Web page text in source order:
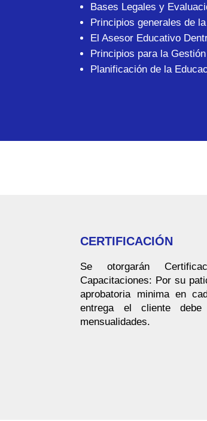
Bases Legales y
Principios generales de
El Asesor Educativo
Principios para la
Planificación de la
CERTIFICACIÓN
Se otorgarán
Capacitaciones: Por su
aprobatoria minima en
entrega el cliente
mensualidades.